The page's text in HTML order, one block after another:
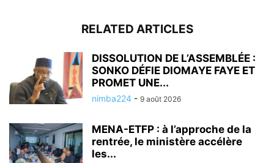
RELATED ARTICLES
DISSOLUTION DE L’ASSEMBLÉE :
SONKO DÉFIE DIOMAYE FAYE ET
PROMET UNE...
nimba224 - 9 août 2026
MENA-ETFP : à l’approche de la
rentrée, le ministère accélère
les...